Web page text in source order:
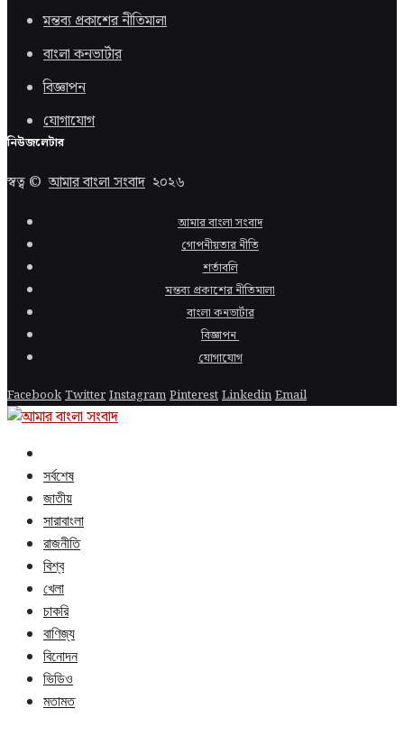
মন্তব্য প্রকাশের নীতিমালা
বাংলা কনভার্টার
বিজ্ঞাপন
যোগাযোগ
নিউজলেটার
স্বত্ব ©আমার বাংলা সংবাদ ২০২৬
আমার বাংলা সংবাদ
গোপনীয়তার নীতি
শর্তাবলি
মন্তব্য প্রকাশের নীতিমালা
বাংলা কনভার্টার
বিজ্ঞাপন
যোগাযোগ
FacebookTwitterInstagramPinterestLinkedinEmail
সর্বশেষ
জাতীয়
সারাবাংলা
রাজনীতি
বিশ্ব
খেলা
চাকরি
বাণিজ্য
বিনোদন
ভিডিও
মতামত